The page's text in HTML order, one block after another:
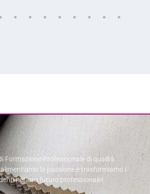
Formazione Professionale di qualità.
la passione e trasformiamo i
nel loro futuro professionale!